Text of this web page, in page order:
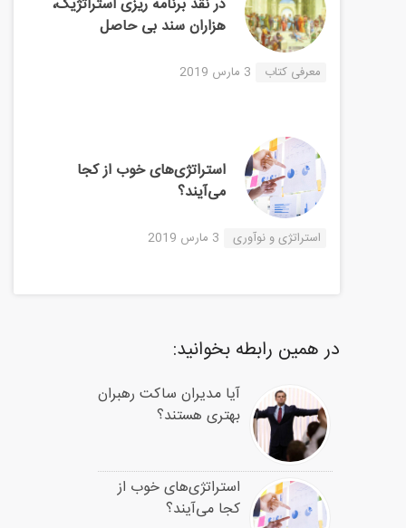
هزاران سند بی حاصل
معرفی کتاب 3 مارس 2019
استراتژی‌های خوب از کجا
می‌آیند؟
استراتژی و نوآوری 3 مارس 2019
در همین رابطه بخوانید:
آیا مدیران ساکت رهبران
بهتری هستند؟
استراتژی‌های خوب از
کجا می‌آیند؟